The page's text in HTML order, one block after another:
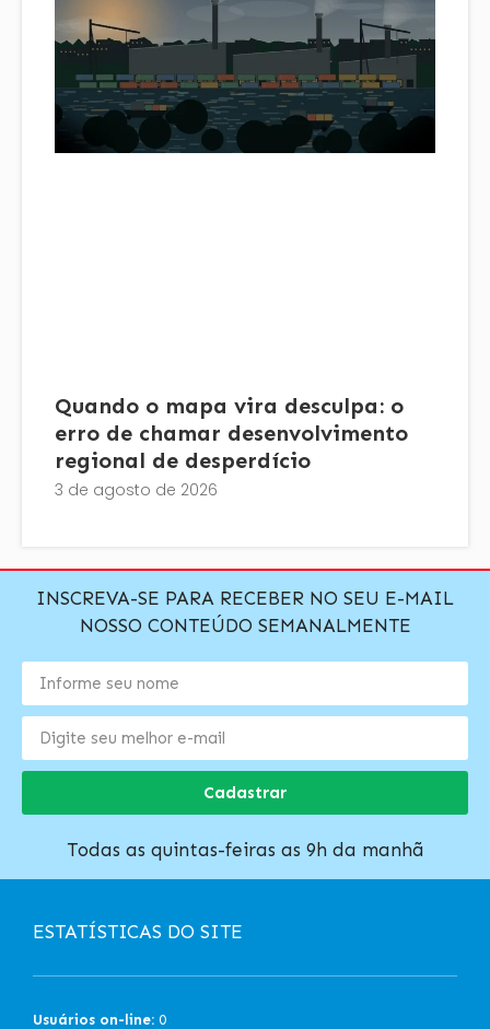
Quando o mapa vira desculpa: o
erro de chamar desenvolvimento
regional de desperdício
3 de agosto de 2026
INSCREVA-SE PARA RECEBER NO SEU E-MAIL
NOSSO CONTEÚDO SEMANALMENTE
Cadastrar
Todas as quintas-feiras as 9h da manhã
ESTATÍSTICAS DO SITE
Usuários on-line: 0